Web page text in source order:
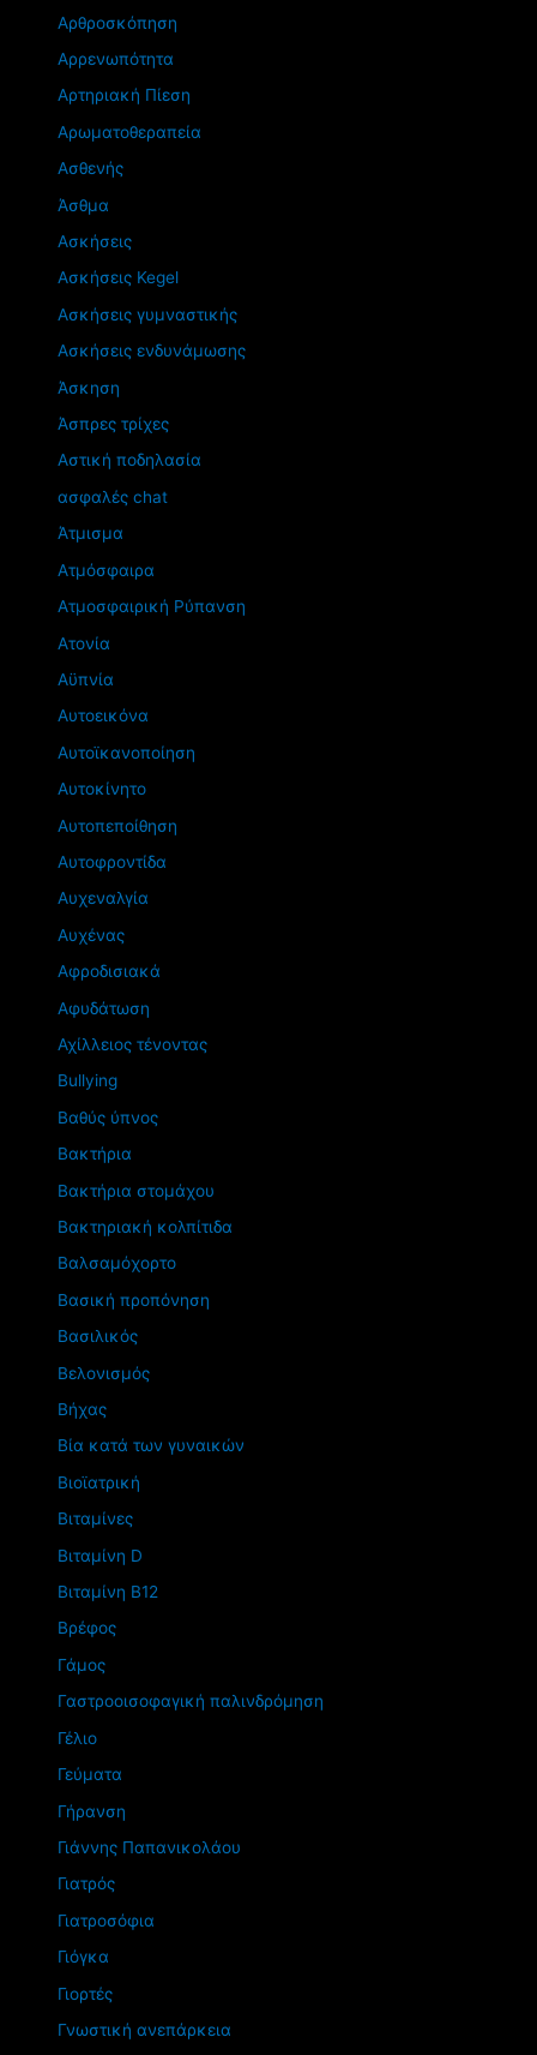
Αρθροσκόπηση
Αρρενωπότητα
Αρτηριακή Πίεση
Αρωματοθεραπεία
Ασθενής
Άσθμα
Ασκήσεις
Ασκήσεις Kegel
Ασκήσεις γυμναστικής
Ασκήσεις ενδυνάμωσης
Άσκηση
Άσπρες τρίχες
Αστική ποδηλασία
ασφαλές chat
Άτμισμα
Ατμόσφαιρα
Ατμοσφαιρική Ρύπανση
Ατονία
Αϋπνία
Αυτοεικόνα
Αυτοϊκανοποίηση
Αυτοκίνητο
Αυτοπεποίθηση
Αυτοφροντίδα
Αυχεναλγία
Αυχένας
Αφροδισιακά
Αφυδάτωση
Αχίλλειος τένοντας
Βullying
Βαθύς ύπνος
Βακτήρια
Βακτήρια στομάχου
Βακτηριακή κολπίτιδα
Βαλσαμόχορτο
Βασική προπόνηση
Βασιλικός
Βελονισμός
Βήχας
Βία κατά των γυναικών
Βιοϊατρική
Βιταμίνες
Βιταμίνη D
Βιταμίνη Β12
Βρέφος
Γάμος
Γαστροοισοφαγική παλινδρόμηση
Γέλιο
Γεύματα
Γήρανση
Γιάννης Παπανικολάου
Γιατρός
Γιατροσόφια
Γιόγκα
Γιορτές
Γνωστική ανεπάρκεια